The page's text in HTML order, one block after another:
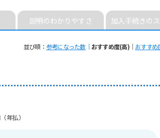
説明のわかりやすさ 加入手続きの
並び順 参考になった数 おすすめ度(高) おすすめ
年払）